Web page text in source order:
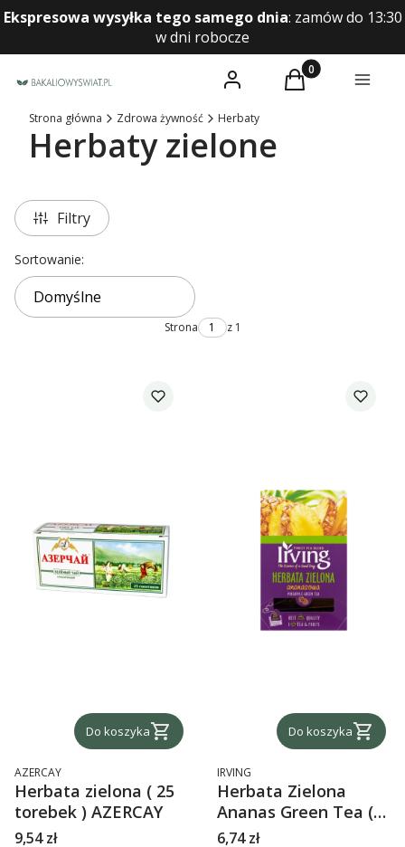
Ekspresowa wysyłka tego samego dnia: zamów do 13:30
w dni robocze
Zaloguj sięProdukty w
Koszyk Menu
Strona główna Zdrowa żywność Herbaty
Herbaty zielone
Filtry
Lista produktów
Sortowanie:
Domyślne
Strona z 1
Do koszyka
PRODUCENT
AZERCAY
Herbata zielona ( 25
torebek ) AZERCAY
Cena
9,54 zł
Do koszyka
PRODUCENT
IRVING
Herbata Zielona
Ananas Green Tea (
20 torebek) Irwing
Cena
6,74 zł